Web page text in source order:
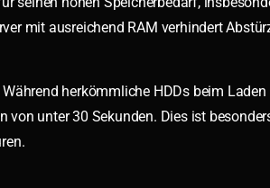
mit ausreichend RAM verhindert
herkömmliche HDDs beim
von unter 30 Sekunden. Dies ist